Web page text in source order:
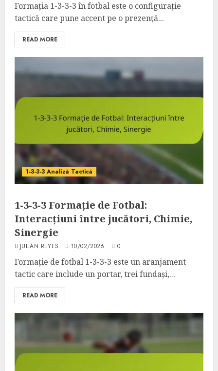
Formația 1-3-3-3 în fotbal este o configurație
tactică care pune accent pe o prezență...
READ MORE
1-3-3-3 Analiză Tactică
1-3-3-3 Formație de Fotbal:
Interacțiuni între jucători, Chimie,
Sinergie
JULIAN REYES 10/02/2026 0
Formație de fotbal 1-3-3-3 este un aranjament
tactic care include un portar, trei fundași,...
READ MORE